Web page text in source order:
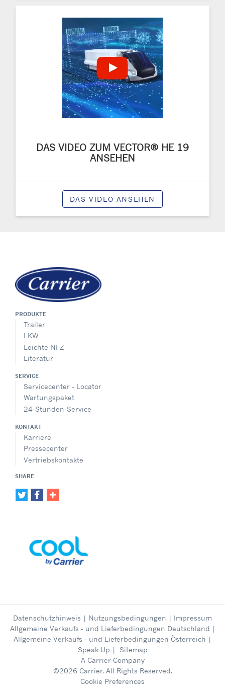
DAS VIDEO ZUM VECTOR® HE 19
ANSEHEN
DAS VIDEO ANSEHEN
PRODUKTE
Trailer
LKW
Leichte NFZ
Literatur
SERVICE
Servicecenter - Locator
Wartungspaket
24-Stunden-Service
KONTAKT
Karriere
Pressecenter
Vertriebskontakte
SHARE
Datenschutzhinweis | Nutzungsbedingungen | Impressum
Allgemeine Verkaufs - und Lieferbedingungen Deutschland |
Allgemeine Verkaufs - und Lieferbedingungen Österreich |
Speak Up | Sitemap
A Carrier Company
©2026 Carrier. All Rights Reserved.
Cookie Preferences